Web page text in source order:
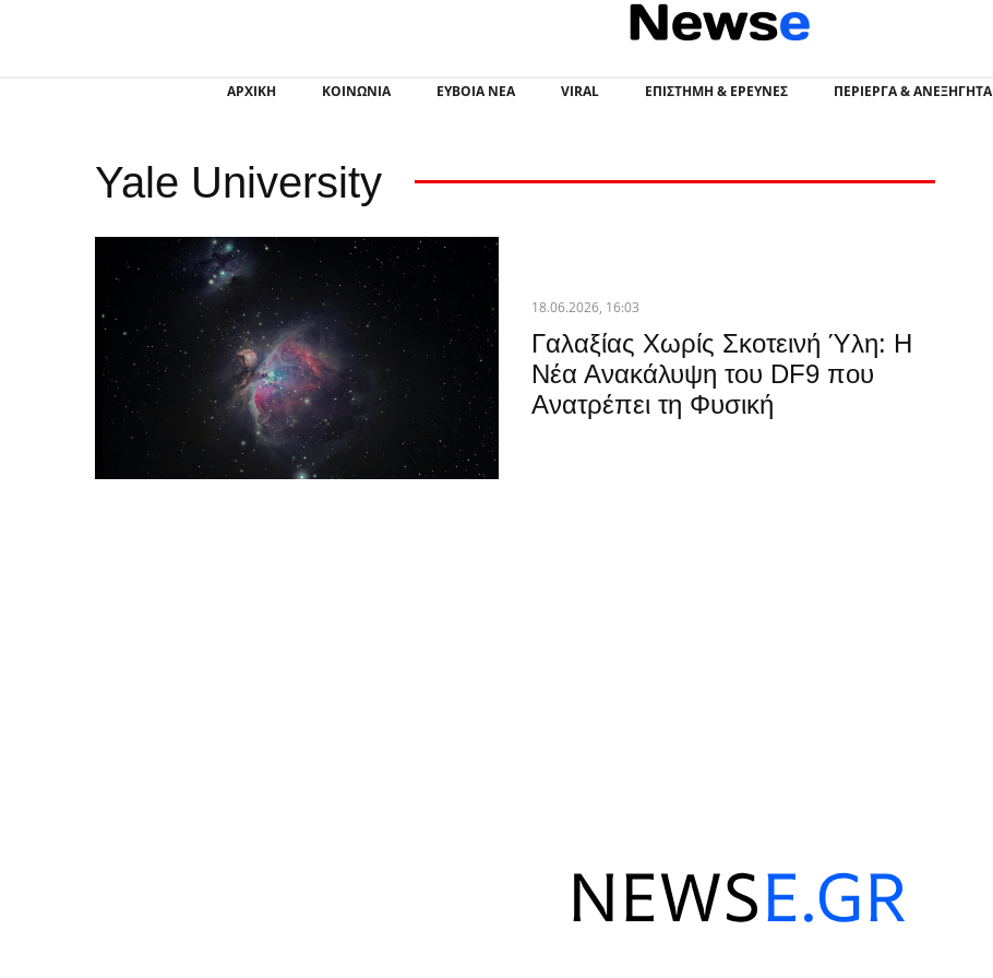
ΑΡΧΙΚΗ
ΚΟΙΝΩΝΙΑ ΕΥΒΟΙΑ ΝΕΑ VIRAL ΕΠΙΣΤΉΜΗ & ΈΡΕΥΝΕΣ ΠΕΡΊΕΡΓΑ & ΑΝΕΞΉΓΗΤΑ
Yale University
18.06.2026, 16:03
Γαλαξίας Χωρίς Σκοτεινή Ύλη: Η
Νέα Ανακάλυψη του DF9 που
Ανατρέπει τη Φυσική